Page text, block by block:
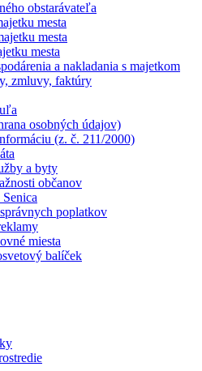
obstarávateľa
mesta
mesta
mesta
a nakladania s majetkom
zmluvy, faktúry
osobných údajov)
(z. č. 211/2000)
a byty
občanov
poplatkov
miesta
balíček